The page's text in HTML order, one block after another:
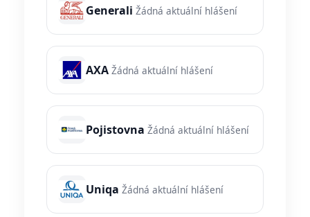
Generali Žádná aktuální hlášení
AXA Žádná aktuální hlášení
Pojistovna Žádná aktuální hlášení
Uniqa Žádná aktuální hlášení